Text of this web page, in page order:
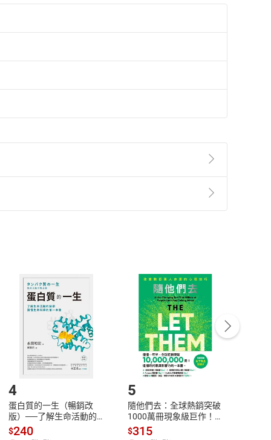
第2條第5款之規定，「非以有形媒介提供之數位
點選「瀏覽訂單明細」 「申請取消訂單/退
付款方式
Payment
完成訂單
Complete
號，下載書籍後看書
4
蛋白質的一生（暢銷改
版）──了解生命活動的
秘密，讀懂生命科學的第
$240
5
隨他們去：全球熱銷突破
1000萬冊現象級巨作！
改變千萬人命運的心理技
$315